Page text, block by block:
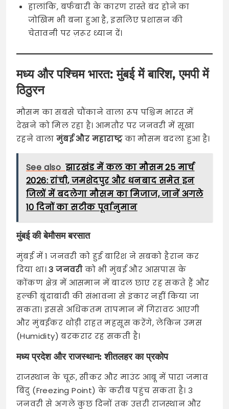
हालांकि, बर्फबारी के कारण रास्ते बंद होने का
जोखिम भी बना हुआ है, इसलिए प्रशासन की
चेतावनी पर ज़रूर ध्यान दें।
मध्य और पश्चिम भारत: मुंबई में बारिश, एमपी में
ठिठुरन
मौसम का सबसे चौंकाने वाला रूप पश्चिम भारत में
देखने को मिल रहा है। आमतौर पर जनवरी में सूखा
रहने वाला मुंबई और महाराष्ट्रका मौसम बदला हुआ है।
See also झारखंड में कल का मौसम 25 मार्च
2026: रांची, जमशेदपुर और धनबाद समेत इन
जिलों में बदलेगा मौसम का मिजाज, जानें अगले
10 दिनों का सटीक पूर्वानुमान
मुंबई की बेमौसम बरसात
मुंबई में 1 जनवरी को हुई बारिश ने सबको हैरान कर
दिया था।3 जनवरीको भी मुंबई और आसपास के
कोंकण क्षेत्र में आसमान में बादल छाए रह सकते हैं और
हल्की बूंदाबांदी की संभावना से इंकार नहीं किया जा
सकता। इससे अधिकतम तापमान में गिरावट आएगी
और मुंबईकर थोड़ी राहत महसूस करेंगे, लेकिन उमस
(Humidity) बरकरार रह सकती है।
मध्य प्रदेश और राजस्थान: शीतलहर का प्रकोप
राजस्थान के चूरू, सीकर और माउंट आबू में पारा जमाव
बिंदु (Freezing Point) के करीब पहुंच सकता है। 3
जनवरी से अगले कुछ दिनों तक उत्तरी राजस्थान और